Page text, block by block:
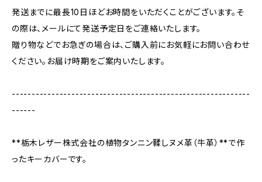
発送までに最長10日ほどお時間をいただくことがございます。そ
の際は、メールにて発送予定日をご連絡いたします。
贈り物などでお急ぎの場合は、ご購入前にお気軽にお問い合わせ
ください。お届け時期をご案内いたします。
------------------------------------------------------------
------
**栃木レザー株式会社の植物タンニン鞣しヌメ革（牛革）**で作
ったキーカバーです。